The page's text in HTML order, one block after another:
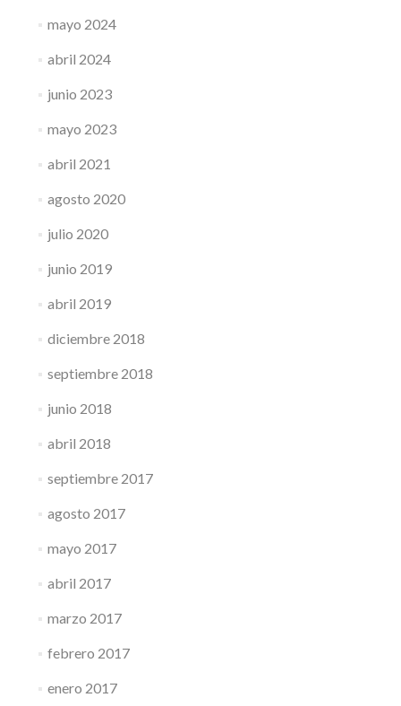
mayo 2024
abril 2024
junio 2023
mayo 2023
abril 2021
agosto 2020
julio 2020
junio 2019
abril 2019
diciembre 2018
septiembre 2018
junio 2018
abril 2018
septiembre 2017
agosto 2017
mayo 2017
abril 2017
marzo 2017
febrero 2017
enero 2017